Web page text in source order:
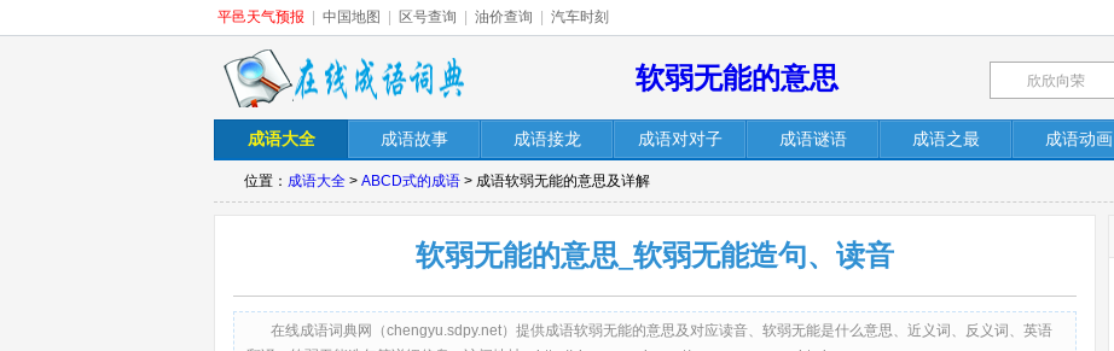
平邑天气预报 中国地图 区号查询 油价查询 汽车时刻
软弱无能的意思
成语大全 成语故事 成语接龙 成语对对子 成语谜语 成语之最 成语动画
位置： 成语大全 > ABCD式的成语 > 成语软弱无能的意思及详解
软弱无能的意思_软弱无能造句、读音
在线成语词典网（chengyu.sdpy.net）提供成语软弱无能的意思及对应读音、软弱无能是什么意思、近义词、反义词、英语